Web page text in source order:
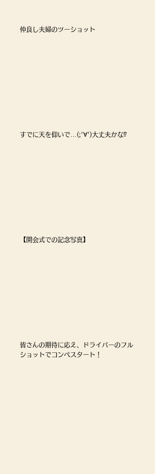
仲良し夫婦のツーショット
すでに天を仰いで…(;'∀')大丈夫かな⁉
【開会式での記念写真】
皆さんの期待に応え、ドライバーのフル
ショットでコンペスタート！